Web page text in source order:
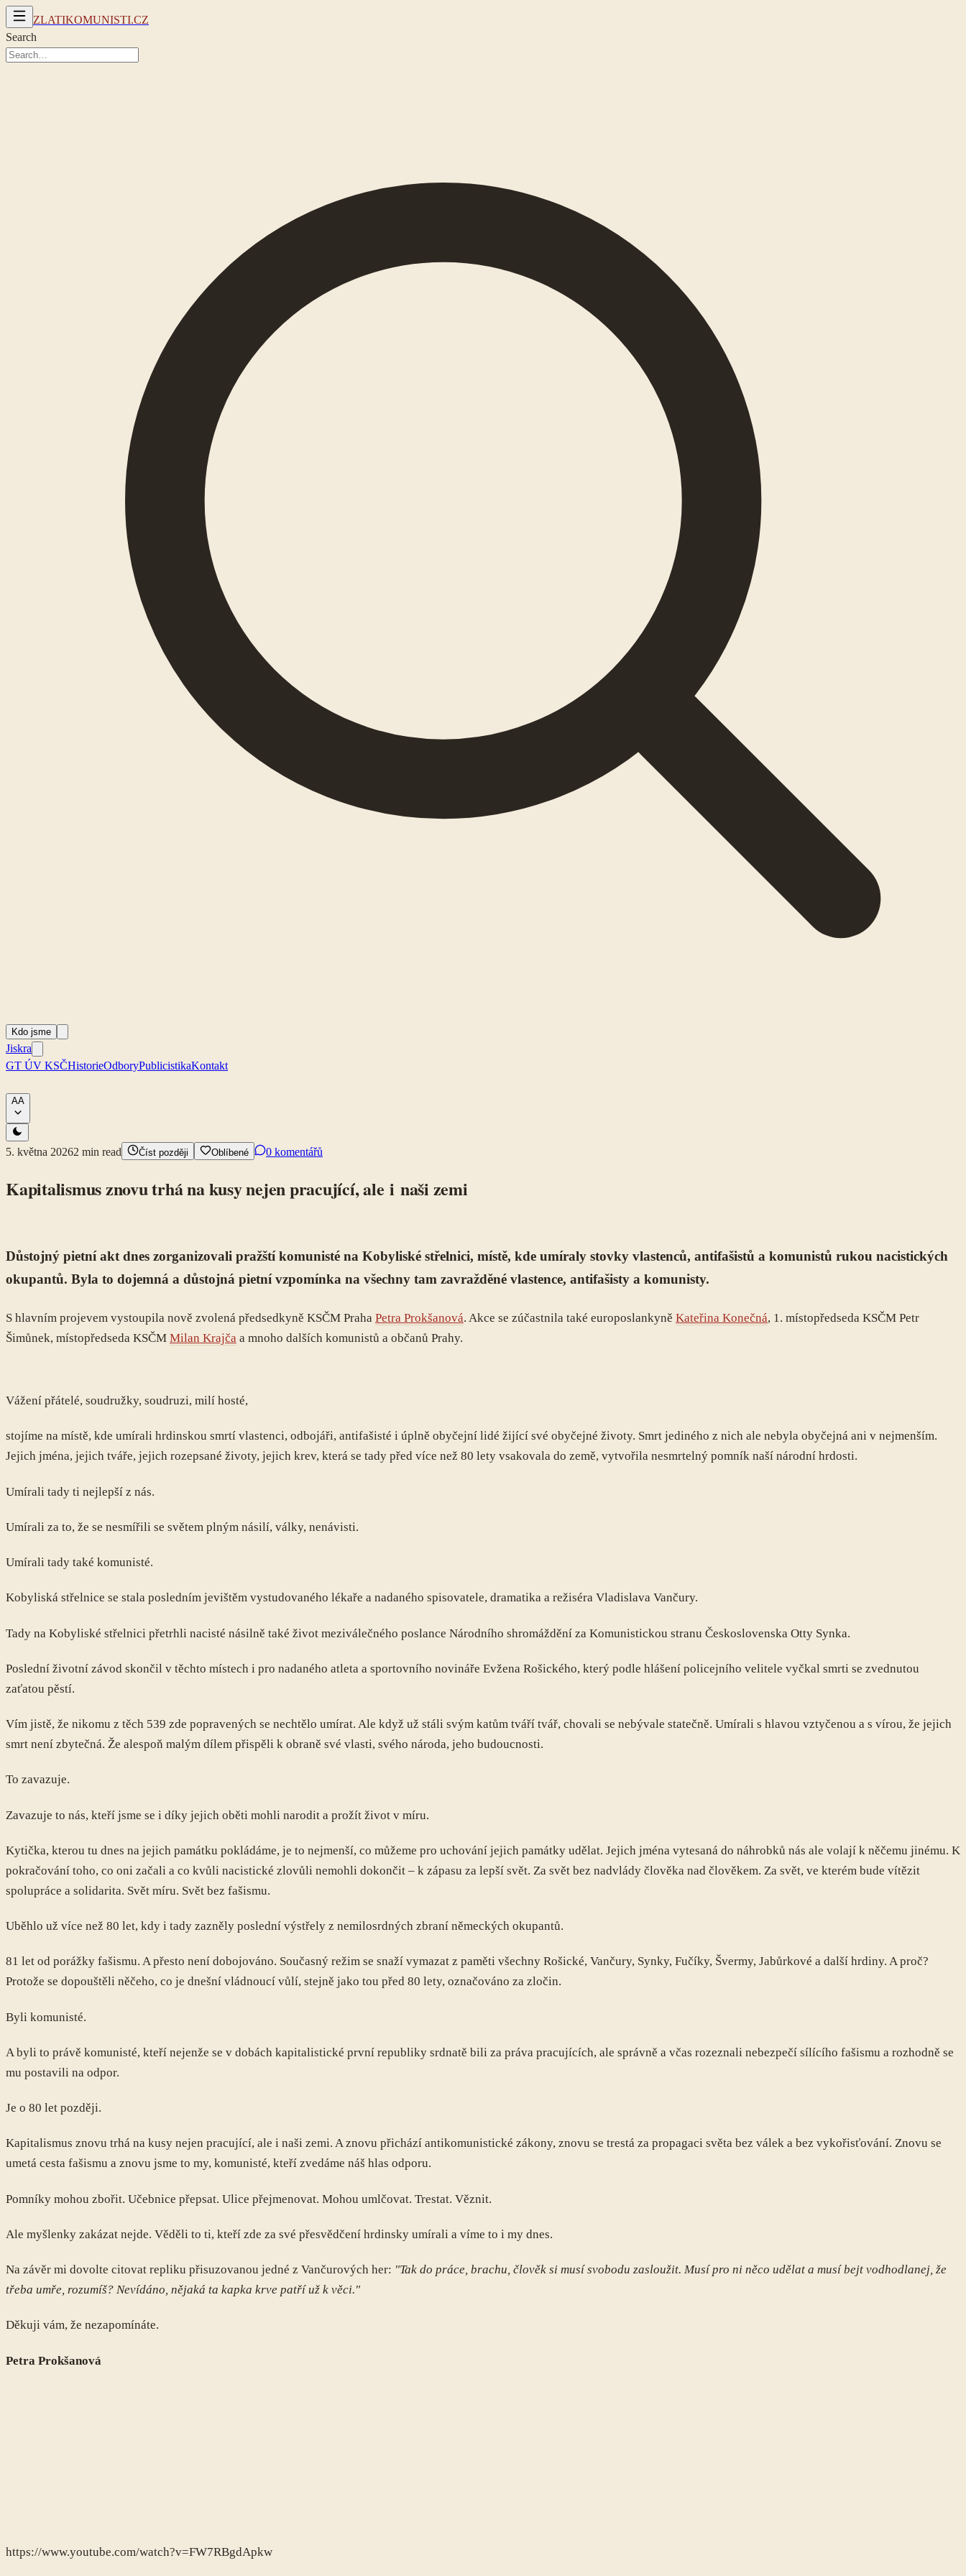
ZLATIKOMUNISTI.CZ
Search
Kdo jsme
Jiskra
GT ÚV KSČHistorieOdboryPublicistikaKontakt
AA
5. května 20262 min read Číst později Oblíbené 0 komentářů
Kapitalismus znovu trhá na kusy nejen pracující, ale i naši zemi
Důstojný pietní akt dnes zorganizovali pražští komunisté na Kobyliské střelnici, místě, kde umíraly stovky vlastenců, antifašistů a komunistů rukou nacistických
okupantů. Byla to dojemná a důstojná pietní vzpomínka na všechny tam zavražděné vlastence, antifašisty a komunisty.
S hlavním projevem vystoupila nově zvolená předsedkyně KSČM Praha Petra Prokšanová. Akce se zúčastnila také europoslankyně Kateřina Konečná, 1. místopředseda KSČM Petr
Šimůnek, místopředseda KSČM Milan Krajča a mnoho dalších komunistů a občanů Prahy.
Vážení přátelé, soudružky, soudruzi, milí hosté,
stojíme na místě, kde umírali hrdinskou smrtí vlastenci, odbojáři, antifašisté i úplně obyčejní lidé žijící své obyčejné životy. Smrt jediného z nich ale nebyla obyčejná ani v nejmenším.
Jejich jména, jejich tváře, jejich rozepsané životy, jejich krev, která se tady před více než 80 lety vsakovala do země, vytvořila nesmrtelný pomník naší národní hrdosti.
Umírali tady ti nejlepší z nás.
Umírali za to, že se nesmířili se světem plným násilí, války, nenávisti.
Umírali tady také komunisté.
Kobyliská střelnice se stala posledním jevištěm vystudovaného lékaře a nadaného spisovatele, dramatika a režiséra Vladislava Vančury.
Tady na Kobyliské střelnici přetrhli nacisté násilně také život meziválečného poslance Národního shromáždění za Komunistickou stranu Československa Otty Synka.
Poslední životní závod skončil v těchto místech i pro nadaného atleta a sportovního novináře Evžena Rošického, který podle hlášení policejního velitele vyčkal smrti se zvednutou
zaťatou pěstí.
Vím jistě, že nikomu z těch 539 zde popravených se nechtělo umírat. Ale když už stáli svým katům tváří tvář, chovali se nebývale statečně. Umírali s hlavou vztyčenou a s vírou, že jejich
smrt není zbytečná. Že alespoň malým dílem přispěli k obraně své vlasti, svého národa, jeho budoucnosti.
To zavazuje.
Zavazuje to nás, kteří jsme se i díky jejich oběti mohli narodit a prožít život v míru.
Kytička, kterou tu dnes na jejich památku pokládáme, je to nejmenší, co můžeme pro uchování jejich památky udělat. Jejich jména vytesaná do náhrobků nás ale volají k něčemu jinému. K
pokračování toho, co oni začali a co kvůli nacistické zlovůli nemohli dokončit – k zápasu za lepší svět. Za svět bez nadvlády člověka nad člověkem. Za svět, ve kterém bude vítězit
spolupráce a solidarita. Svět míru. Svět bez fašismu.
Uběhlo už více než 80 let, kdy i tady zazněly poslední výstřely z nemilosrdných zbraní německých okupantů.
81 let od porážky fašismu. A přesto není dobojováno. Současný režim se snaží vymazat z paměti všechny Rošické, Vančury, Synky, Fučíky, Švermy, Jabůrkové a další hrdiny. A proč?
Protože se dopouštěli něčeho, co je dnešní vládnoucí vůlí, stejně jako tou před 80 lety, označováno za zločin.
Byli komunisté.
A byli to právě komunisté, kteří nejenže se v dobách kapitalistické první republiky srdnatě bili za práva pracujících, ale správně a včas rozeznali nebezpečí sílícího fašismu a rozhodně se
mu postavili na odpor.
Je o 80 let později.
Kapitalismus znovu trhá na kusy nejen pracující, ale i naši zemi. A znovu přichází antikomunistické zákony, znovu se trestá za propagaci světa bez válek a bez vykořisťování. Znovu se
umetá cesta fašismu a znovu jsme to my, komunisté, kteří zvedáme náš hlas odporu.
Pomníky mohou zbořit. Učebnice přepsat. Ulice přejmenovat. Mohou umlčovat. Trestat. Věznit.
Ale myšlenky zakázat nejde. Věděli to ti, kteří zde za své přesvědčení hrdinsky umírali a víme to i my dnes.
Na závěr mi dovolte citovat repliku přisuzovanou jedné z Vančurových her: "Tak do práce, brachu, člověk si musí svobodu zasloužit. Musí pro ni něco udělat a musí bejt vodhodlanej, že
třeba umře, rozumíš? Nevídáno, nějaká ta kapka krve patří už k věci."
Děkuji vám, že nezapomínáte.
Petra Prokšanová
https://www.youtube.com/watch?v=FW7RBgdApkw